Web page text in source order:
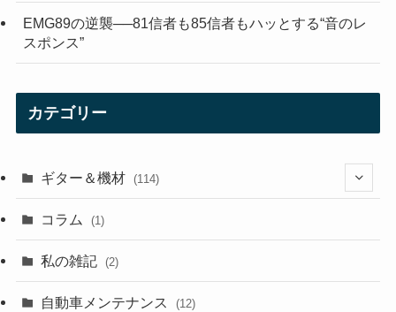
EMG89の逆襲──81信者も85信者もハッとする“音のレ
スポンス”
カテゴリー
ギター＆機材 (114)
(29)
コラム (1)
私の雑記 (2)
自動車メンテナンス (12)